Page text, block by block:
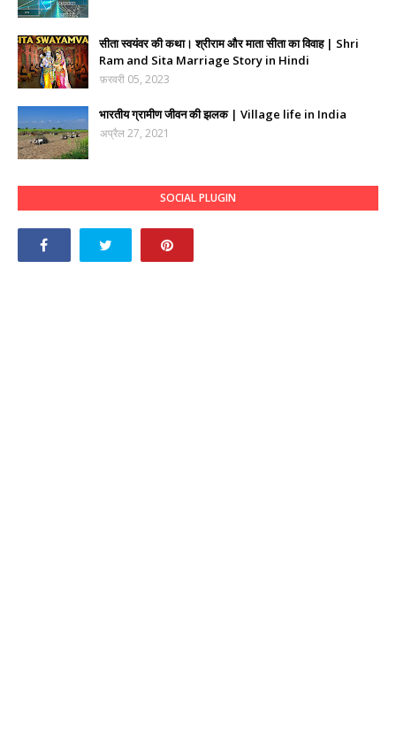
सीता स्वयंवर की कथा। श्रीराम और माता सीता का विवाह | Shri
Ram and Sita Marriage Story in Hindi
फ़रवरी 05, 2023
भारतीय ग्रामीण जीवन की झलक | Village life in India
अप्रैल 27, 2021
SOCIAL PLUGIN